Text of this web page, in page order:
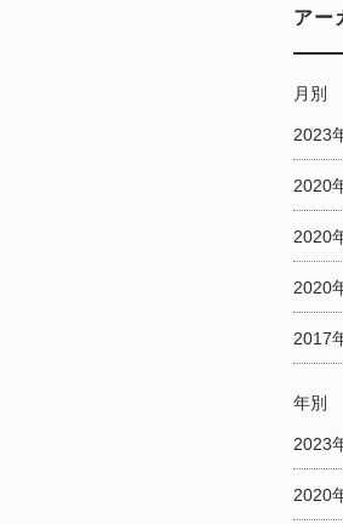
アー
月別
2023
2020
2020
2020
2017
年別
2023
2020